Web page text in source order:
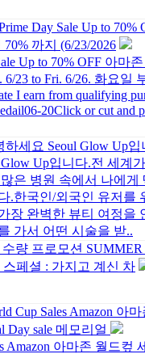
Day Sale Up to 70%
까지 (6/23/2026
Up to 70% OFF 아마
6/23 to Fri. 6/26. 화요일
I earn from qualifying
20Click or cut
하세요 Seoul Glow Up입
Up입니다.전 세계
은 병원 속에서 나에
.한국인/외국인 유저를
장 완벽한 뷰티 여정
가서 어떤 시술을 받..
량 프로모션 SUMMER
페셜 : 가지고 계신 차
Cup Sales Amazon 아
Day sale 메모리얼
Amazon 아마존 월드컾